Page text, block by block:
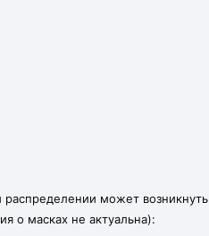
может возникнуть
о масках не актуальна):